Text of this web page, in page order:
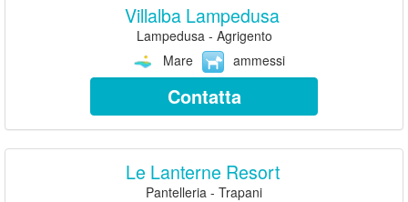
Villalba Lampedusa
Lampedusa - Agrigento
Mare
ammessi
Contatta
Le Lanterne Resort
Pantelleria - Trapani